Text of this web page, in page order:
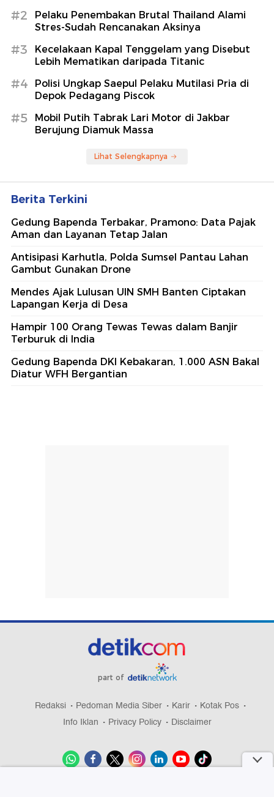
#2
Pelaku Penembakan Brutal Thailand Alami
Stres-Sudah Rencanakan Aksinya
#3
Kecelakaan Kapal Tenggelam yang Disebut
Lebih Mematikan daripada Titanic
#4
Polisi Ungkap Saepul Pelaku Mutilasi Pria di
Depok Pedagang Piscok
#5
Mobil Putih Tabrak Lari Motor di Jakbar
Berujung Diamuk Massa
Lihat Selengkapnya
Berita Terkini
Gedung Bapenda Terbakar, Pramono: Data Pajak
Aman dan Layanan Tetap Jalan
Antisipasi Karhutla, Polda Sumsel Pantau Lahan
Gambut Gunakan Drone
Mendes Ajak Lulusan UIN SMH Banten Ciptakan
Lapangan Kerja di Desa
Hampir 100 Orang Tewas Tewas dalam Banjir
Terburuk di India
Gedung Bapenda DKI Kebakaran, 1.000 ASN Bakal
Diatur WFH Bergantian
part of
Redaksi Pedoman Media Siber Karir
Kotak Pos
Info Iklan
Privacy Policy Disclaimer